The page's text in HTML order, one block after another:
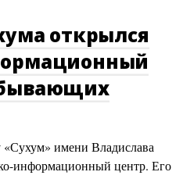
открылся
имени Владислава
информационный центр. Его